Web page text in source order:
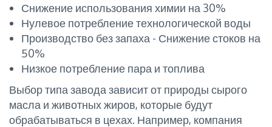
Снижение использования химии на 30%
Нулевое потребление технологической воды
Производство без запаха - Снижение стоков на
50%
Низкое потребление пара и топлива
Выбор типа завода зависит от природы сырого
масла и животных жиров, которые будут
обрабатываться в цехах. Например, компания